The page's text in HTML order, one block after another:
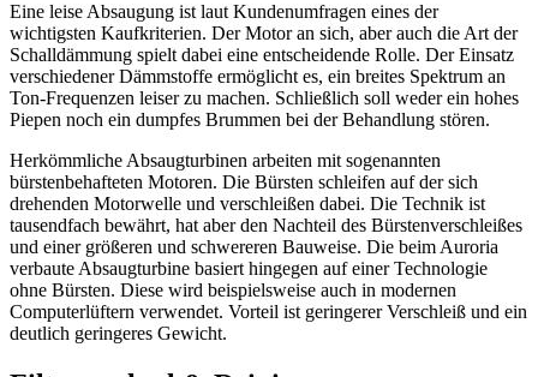
Eine leise Absaugung ist laut Kundenumfragen eines der
wichtigsten Kaufkriterien. Der Motor an sich, aber auch die Art der
Schalldämmung spielt dabei eine entscheidende Rolle. Der Einsatz
verschiedener Dämmstoffe ermöglicht es, ein breites Spektrum an
Ton-Frequenzen leiser zu machen. Schließlich soll weder ein hohes
Piepen noch ein dumpfes Brummen bei der Behandlung stören.
Herkömmliche Absaugturbinen arbeiten mit sogenannten
bürstenbehafteten Motoren. Die Bürsten schleifen auf der sich
drehenden Motorwelle und verschleißen dabei. Die Technik ist
tausendfach bewährt, hat aber den Nachteil des Bürstenverschleißes
und einer größeren und schwereren Bauweise. Die beim Auroria
verbaute Absaugturbine basiert hingegen auf einer Technologie
ohne Bürsten. Diese wird beispielsweise auch in modernen
Computerlüftern verwendet. Vorteil ist geringerer Verschleiß und ein
deutlich geringeres Gewicht.